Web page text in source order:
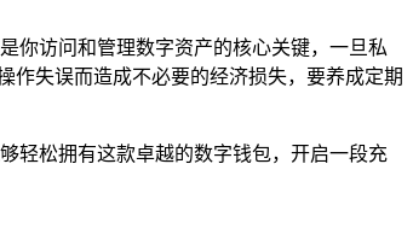
你访问和管理数字资产的核心关键，一旦私
作失误而造成不必要的经济损失，要养成定期
轻松拥有这款卓越的数字钱包，开启一段充